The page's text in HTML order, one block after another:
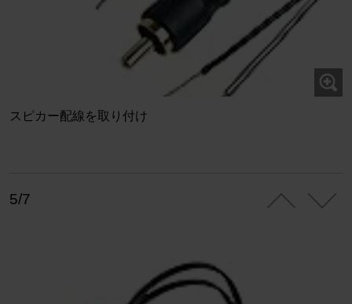
スピカー配線を取り付け
5/7